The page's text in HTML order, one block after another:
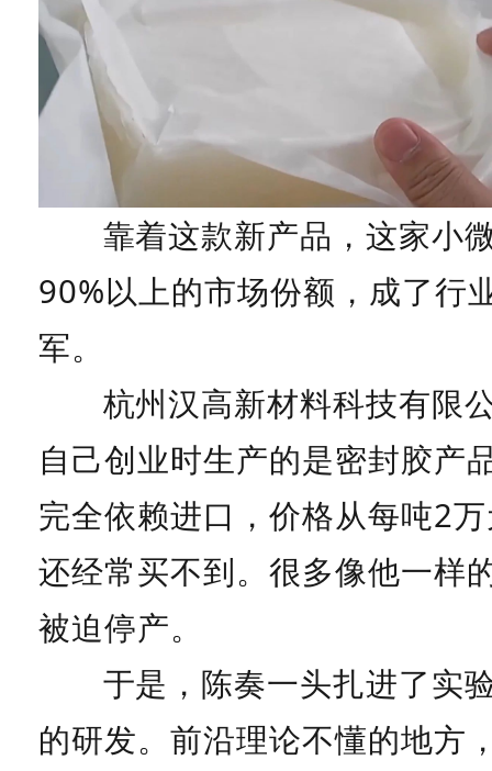
靠着这款新产品，这家小
90%以上的市场份额，成了行
军。
杭州汉高新材料科技有限
自己创业时生产的是密封胶产
完全依赖进口，价格从每吨2
还经常买不到。很多像他一样
被迫停产。
于是，陈奏一头扎进了实
的研发。前沿理论不懂的地方